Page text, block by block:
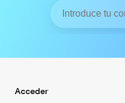
Acceder